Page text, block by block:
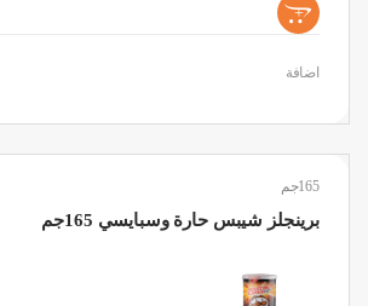
+
اضافة
165جم
برينجلز شيبس حارة وسبايسي 165جم